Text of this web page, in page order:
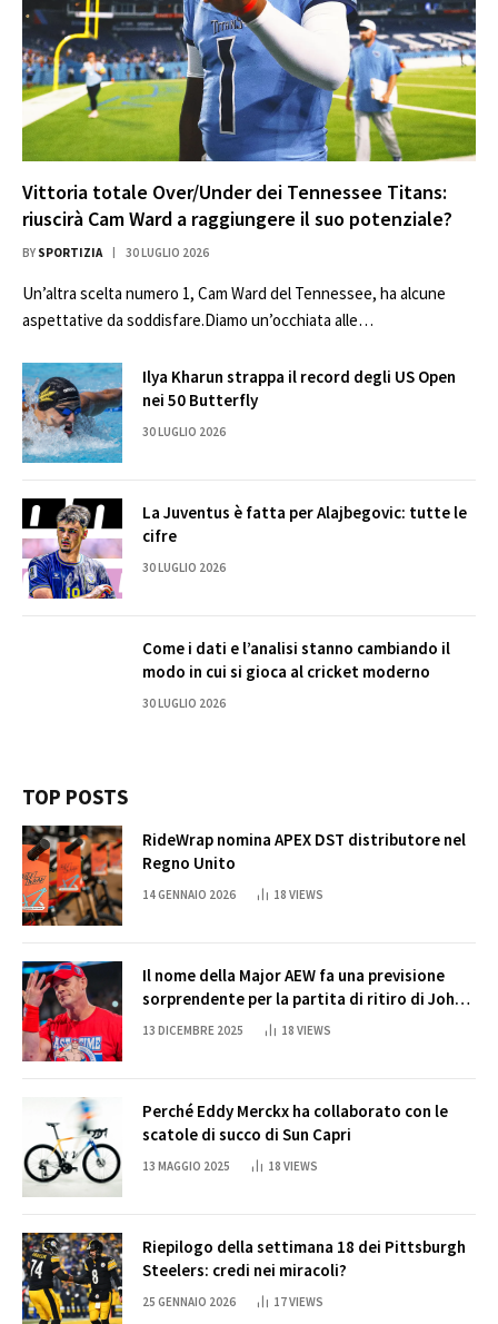
Vittoria totale Over/Under dei Tennessee Titans:
riuscirà Cam Ward a raggiungere il suo potenziale?
BY SPORTIZIA 30 LUGLIO 2026
Un’altra scelta numero 1, Cam Ward del Tennessee, ha alcune
aspettative da soddisfare.Diamo un’occhiata alle…
Ilya Kharun strappa il record degli US Open
nei 50 Butterfly
30 LUGLIO 2026
La Juventus è fatta per Alajbegovic: tutte le
cifre
30 LUGLIO 2026
Come i dati e l’analisi stanno cambiando il
modo in cui si gioca al cricket moderno
30 LUGLIO 2026
TOP POSTS
RideWrap nomina APEX DST distributore nel
Regno Unito
14 GENNAIO 2026 18 VIEWS
Il nome della Major AEW fa una previsione
sorprendente per la partita di ritiro di John
Cena
13 DICEMBRE 2025 18 VIEWS
Perché Eddy Merckx ha collaborato con le
scatole di succo di Sun Capri
13 MAGGIO 2025 18 VIEWS
Riepilogo della settimana 18 dei Pittsburgh
Steelers: credi nei miracoli?
25 GENNAIO 2026 17VIEWS